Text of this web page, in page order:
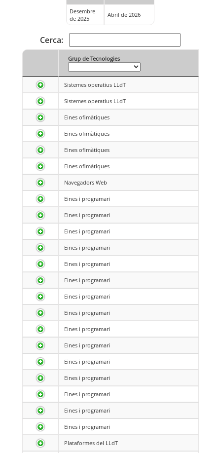
Desembre
de 2025
Abril de 2026
Cerca:
Grup de Tecnologies
Sistemes operatius LLdT
Sistemes operatius LLdT
Eines ofimàtiques
Eines ofimàtiques
Eines ofimàtiques
Eines ofimàtiques
Navegadors Web
Eines i programari
Eines i programari
Eines i programari
Eines i programari
Eines i programari
Eines i programari
Eines i programari
Eines i programari
Eines i programari
Eines i programari
Eines i programari
Eines i programari
Eines i programari
Eines i programari
Eines i programari
Plataformes del LLdT